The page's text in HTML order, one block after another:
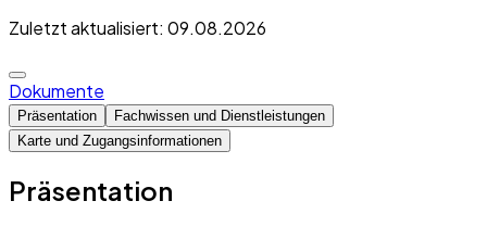
Zuletzt aktualisiert: 09.08.2026
Dokumente
Präsentation
Fachwissen und Dienstleistungen
Karte und Zugangsinformationen
Präsentation